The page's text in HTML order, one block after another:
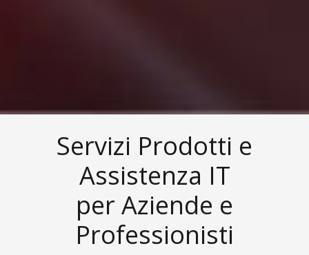
Servizi Prodotti e
Assistenza IT
per Aziende e
Professionisti